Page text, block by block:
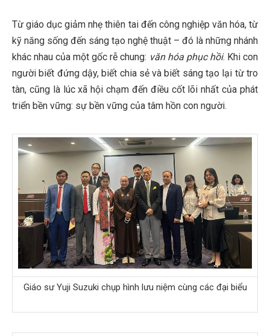
Từ giáo dục giảm nhẹ thiên tai đến công nghiệp văn hóa, từ
kỹ năng sống đến sáng tạo nghệ thuật – đó là những nhánh
khác nhau của một gốc rễ chung: văn hóa phục hồi. Khi con
người biết đứng dậy, biết chia sẻ và biết sáng tạo lại từ tro
tàn, cũng là lúc xã hội chạm đến điều cốt lõi nhất của phát
triển bền vững: sự bền vững của tâm hồn con người.
Giáo sư Yuji Suzuki chụp hình lưu niệm cùng các đại biểu